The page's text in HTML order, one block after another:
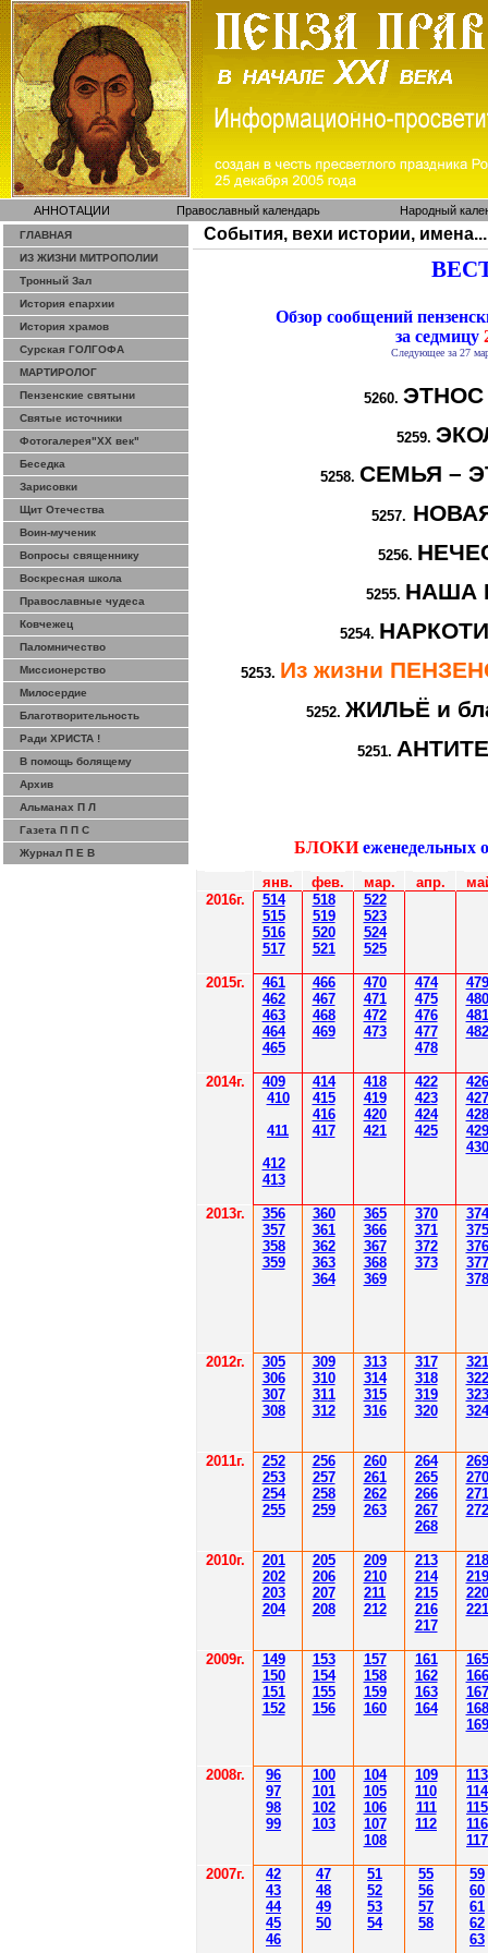
АННОТАЦИИ Православный календарь Народный
ГЛАВНАЯ
ИЗ ЖИЗНИ МИТРОПОЛИИ
Тронный Зал
История епархии
История храмов
Сурская ГОЛГОФА
МАРТИРОЛОГ
Пензенские святыни
Святые источники
Фотогалерея"ХХ век"
Беседка
Зарисовки
Щит Отечества
Воин-мученик
Вопросы священнику
Воскресная школа
Православные чудеса
Ковчежец
Паломничество
Миссионерство
Милосердие
Благотворительность
Ради ХРИСТА !
В помощь болящему
Архив
Альманах П Л
Газета П П С
Журнал П Е В
События, вехи истории, имена...
Обзор сообщений
за седмицу
Следующее за 27
5260.
5259.
5258. СЕМЬЯ –
5257.
5256.
5255. НАША
5254.
5253. Из жизни
5252. ЖИЛЬЁ и
5251.
БЛОКИ еженедельных
янв. фев. мар. апр.
2016г.
514
515
516
517
518
519
520
521
522
523
524
525
2015г. 461
462
463
464
465
466
467
468
469
470
471
472
473
474
475
476
477
478
479
480
481
482
2014г. 409
410
411
412
413
414
415
416
417
418
419
420
421
422
423
424
425
426
427
428
429
430
2013г.
356
357
358
359
360
361
362
363
364
365
366
367
368
369
370
371
372
373
374
375
376
377
378
2012г. 305
306
307
308
309
310
311
312
313
314
315
316
317
318
319
320
321
322
323
324
2011г.
252
253
254
255
256
257
258
259
260
261
262
263
264
265
266
267
268
269
270
271
272
2010г.
201
202
203
204
205
206
207
208
209
210
211
212
213
214
215
216
217
218
219
220
221
2009г.
149
150
151
152
153
154
155
156
157
158
159
160
161
162
163
164
165
166
167
168
169
2008г.
96
97
98
99
100
101
102
103
104
105
106
107
108
109
110
111
112
113
114
115
116
117
2007г.
42
43
44
45
46
47
48
49
50
51
52
53
54
55
56
57
58
59
60
61
62
63